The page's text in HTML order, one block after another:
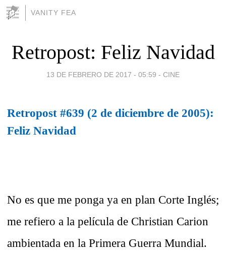
VANITY FEA
Retropost: Feliz Navidad
13 DE FEBRERO DE 2017 - 05:59 - CINE
Retropost #639 (2 de diciembre de 2005):
Feliz Navidad
No es que me ponga ya en plan Corte Inglés;
me refiero a la película de Christian Carion
ambientada en la Primera Guerra Mundial.